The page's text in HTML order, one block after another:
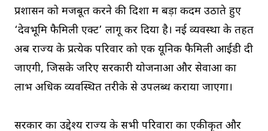
प्रशासन को मजबूत करने की दिशा में बड़ा कदम उठाते हुए
‘देवभूमि फैमिली एक्ट’ लागू कर दिया है। नई व्यवस्था के तहत
अब राज्य के प्रत्येक परिवार को एक यूनिक फैमिली आईडी दी
जाएगी, जिसके जरिए सरकारी योजनाओं और सेवाओं का
लाभ अधिक व्यवस्थित तरीके से उपलब्ध कराया जाएगा।
सरकार का उद्देश्य राज्य के सभी परिवारों का एकीकृत और